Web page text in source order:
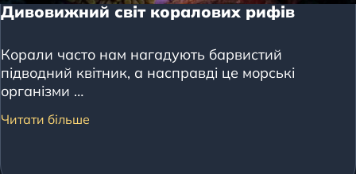
Дивовижний світ коралових рифів
Корали часто нам нагадують барвистий
підводний квітник, а насправді це морські
організми …
Читати більше